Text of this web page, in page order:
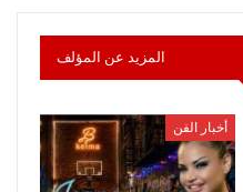
المزيد عن المؤلف
أخبار الفن